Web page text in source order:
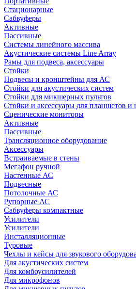
Стационарные
Сабвуферы
Активные
Пассивные
Системы линейного массива
Акустические системы Line Array
Рамы для подвеса, аксессуары
Стойки
Подвесы и кронштейны для АС
Стойки для акустических систем
Стойки для микшерных пультов
Стойки и аксессуары для планшетов и
Сценические мониторы
Активные
Пассивные
Трансляционное оборудование
Аксессуары
Встраиваемые в стены
Мегафон ручной
Настенные АС
Подвесные
Потолочные АС
Рупорные АС
Сабвуферы компактные
Усилители
Усилители
Инсталляционные
Туровые
Чехлы и кейсы для звукового
Для акустических систем
Для комбоусилителей
Для микрофонов